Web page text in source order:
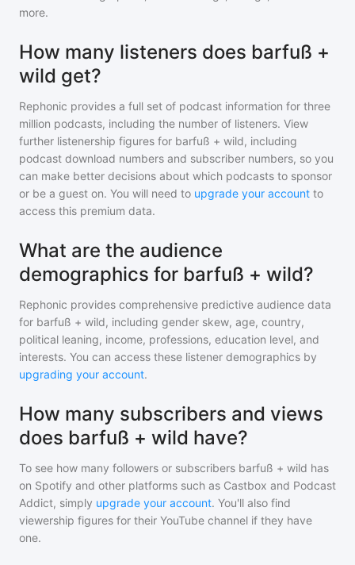
more.
How many listeners does barfuß +
wild get?
Rephonic provides a full set of podcast information for three
million podcasts, including the number of listeners. View
further listenership figures for barfuß + wild, including
podcast download numbers and subscriber numbers, so you
can make better decisions about which podcasts to sponsor
or be a guest on. You will need to upgrade your account to
access this premium data.
What are the audience
demographics for barfuß + wild?
Rephonic provides comprehensive predictive audience data
for barfuß + wild, including gender skew, age, country,
political leaning, income, professions, education level, and
interests. You can access these listener demographics by
upgrading your account.
How many subscribers and views
does barfuß + wild have?
To see how many followers or subscribers barfuß + wild has
on Spotify and other platforms such as Castbox and Podcast
Addict, simply upgrade your account. You'll also find
viewership figures for their YouTube channel if they have
one.